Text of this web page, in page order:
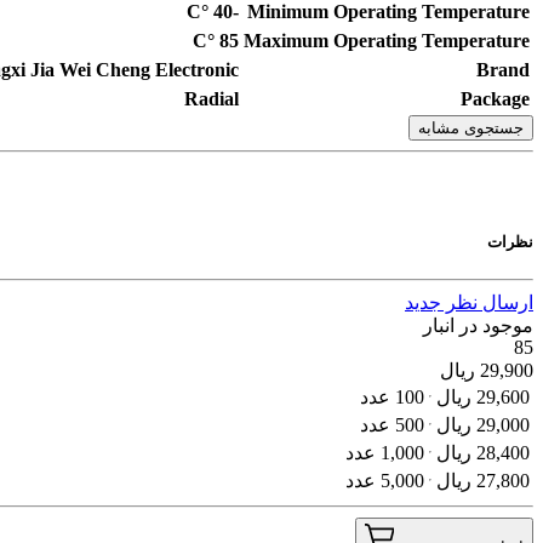
Minimum Operating Temperature
-40
°C
Maximum Operating Temperature
85
°C
Brand
Jia Wei Cheng Electronic
Package
Radial
جستجوی مشابه
نظرات
ارسال نظر جدید
موجود در انبار
85
29,900 ریال
29,600 ریال
100 عدد
29,000 ریال
500 عدد
28,400 ریال
1,000 عدد
27,800 ریال 5,000 عدد